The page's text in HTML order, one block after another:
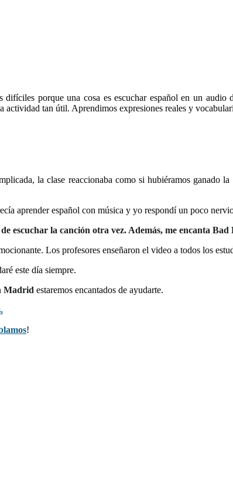
difíciles porque una cosa es escuchar español en un
actividad tan útil. Aprendimos expresiones reales y
la clase reaccionaba como si hubiéramos ganado
aprender español con música y yo respondí un poco
escuchar la canción otra vez. Además, me encanta
Los profesores enseñaron el video a todos los
este día siempre.
Madrid estaremos encantados de ayudarte.
!